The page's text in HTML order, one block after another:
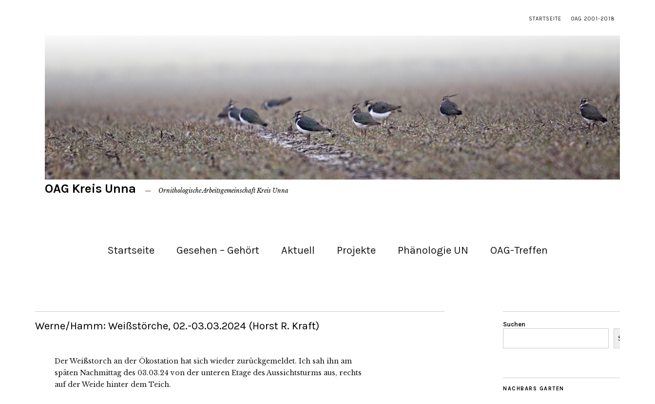
STARTSEITE OAG 2001-2018
OAG Kreis Unna Ornithologische Arbeitsgemeinschaft Kreis Unna
Startseite Gesehen – Gehört Aktuell Projekte Phänologie UN OAG-Treffen
Werne/Hamm: Weißstörche, 02.-03.03.2024 (Horst R. Kraft)
Der Weißstorch an der Ökostation hat sich wieder zurückgemeldet. Ich sah ihn am
späten Nachmittag des 03.03.24 von der unteren Etage des Aussichtsturms aus, rechts
auf der Weide hinter dem Teich.
Suchen
Suchen
NACHBARS GARTEN